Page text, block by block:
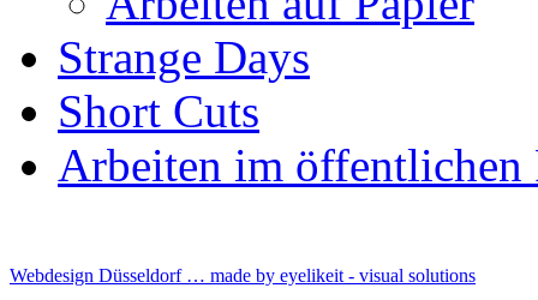
Strange Days
Short Cuts
Arbeiten im öffentlichen
Webdesign Düsseldorf … made by eyelikeit - visual solutions